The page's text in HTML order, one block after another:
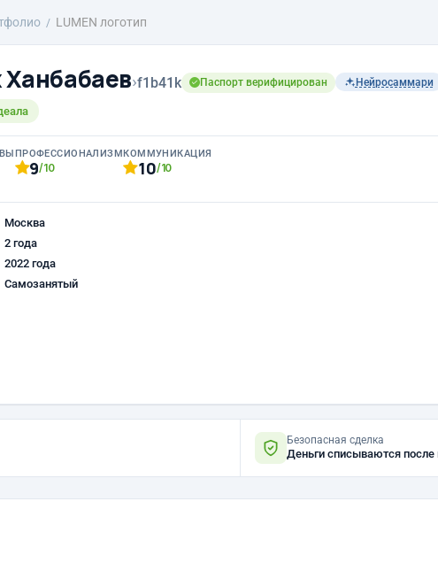
LUMEN логотип
›f1b41k Паспорт верифицирован Нейросаммари
ПРОФЕССИОНАЛИЗМ
9/10
КОММУНИКАЦИЯ
10/10
Москва
2 года
2022 года
Самозанятый
Безопасная сделка
Деньги списываются после